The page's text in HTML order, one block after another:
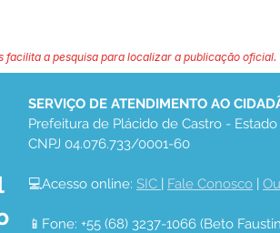
facilita a pesquisa para localizar a publicação oficial.
SERVIÇO DE ATENDIMENTO AO
Prefeitura de Plácido de Castro -
CNPJ 04.076.733/0001-60
💻Acesso online: SIC | Fale Conosco |
📱Fone: +55 (68) 3237-1066 (Beto